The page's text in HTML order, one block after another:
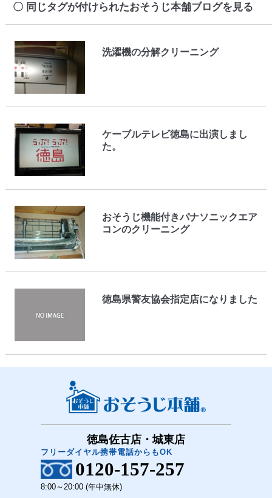
同じタグが付けられたおそうじ本舗ブログを見る
洗濯機の分解クリーニング
ケーブルテレビ徳島に出演しまし
た。
おそうじ機能付きパナソニックエア
コンのクリーニング
徳島県警友協会指定店になりました
徳島佐古店・城東店
フリーダイヤル携帯電話からもOK
0120-157-257
8:00～20:00 (年中無休)